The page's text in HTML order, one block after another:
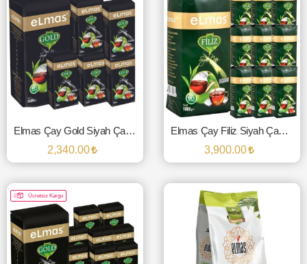
Elmas Çay Gold Siyah Çay 1000 Gr. (6'lı Paket)
2,340.00
SEPETE EKLE
Elmas Çay Filiz Siyah Çay Bergamotlu 1000 Gr. (10'lu Paket)
3,900.00
SEPETE EKLE
Ücretsiz Kargo